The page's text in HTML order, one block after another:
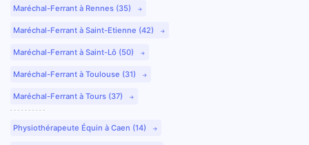
Maréchal-Ferrant à Rennes (35)
Maréchal-Ferrant à Saint-Etienne (42)
Maréchal-Ferrant à Saint-Lô (50)
Maréchal-Ferrant à Toulouse (31)
Maréchal-Ferrant à Tours (37)
Physiothérapeute Équin à Caen (14)